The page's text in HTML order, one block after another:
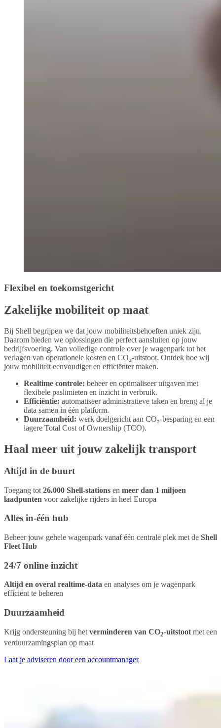
Flexibel en toekomstgericht
Zakelijke mobiliteit op maat
Bij Shell begrijpen we dat jouw mobiliteitsbehoeften uniek zijn.
Daarom bieden we oplossingen die perfect aansluiten op jouw
bedrijfsvoering. Van volledige controle over je wagenpark tot het
verlagen van operationele kosten en CO₂-uitstoot. Ontdek hoe wij
jouw mobiliteit eenvoudiger en efficiënter maken.
Realtime controle: beheer en optimaliseer uitgaven met
flexibele paslimieten en inzicht in verbruik.
Efficiëntie: automatiseer administratieve taken en breng al je
data samen in één platform.
Duurzaamheid: werk doelgericht aan CO₂-besparing en een
lagere Total Cost of Ownership (TCO).
Haal meer uit jouw zakelijk transport
Altijd in de buurt
Toegang tot 26.000 Shell-stations en meer dan 1 miljoen
laadpunten voor zakelijke rijders in heel Europa
Alles in-één hub
Beheer jouw gehele wagenpark vanaf één centrale plek met de Shell
Fleet Hub
24/7 online inzicht
Altijd en overal realtime-data en analyses om je wagenpark
efficiënt te beheren
Duurzaamheid
Krijg ondersteuning bij het verminderen van CO2-uitstoot met een
verduurzamingsplan op maat
Laat je adviseren door een accountmanager